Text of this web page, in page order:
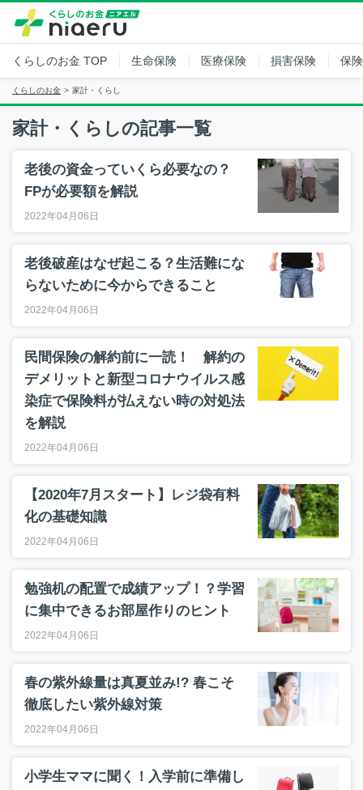
くらしのお金 TOP 生命保険 医療保険 損害保険 保
くらしのお金 家計・くらし
家計・くらしの記事一覧
老後の資金っていくら必要なの？
FPが必要額を解説
2022年04月06日
老後破産はなぜ起こる？生活難にな
らないために今からできること
2022年04月06日
民間保険の解約前に一読！ 解約の
デメリットと新型コロナウイルス感
染症で保険料が払えない時の対処法
を解説
2022年04月06日
【2020年7月スタート】レジ袋有料
化の基礎知識
2022年04月06日
勉強机の配置で成績アップ！？学習
に集中できるお部屋作りのヒント
2022年04月06日
春の紫外線量は真夏並み!? 春こそ
徹底したい紫外線対策
2022年04月06日
小学生ママに聞く！入学前に準備し